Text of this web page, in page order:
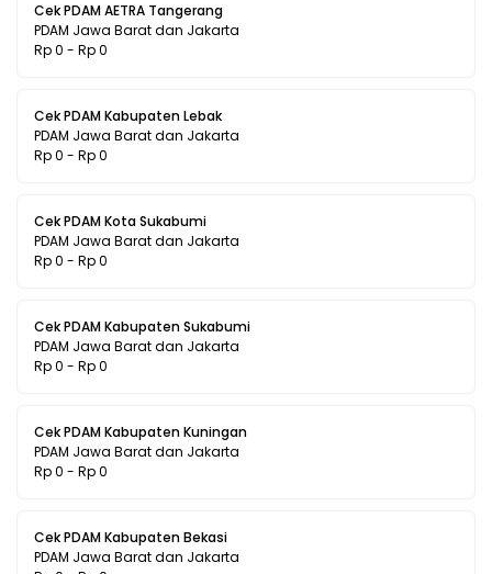
Cek PDAM AETRA Tangerang
PDAM Jawa Barat dan Jakarta
Rp 0 - Rp 0
Cek PDAM Kabupaten Lebak
PDAM Jawa Barat dan Jakarta
Rp 0 - Rp 0
Cek PDAM Kota Sukabumi
PDAM Jawa Barat dan Jakarta
Rp 0 - Rp 0
Cek PDAM Kabupaten Sukabumi
PDAM Jawa Barat dan Jakarta
Rp 0 - Rp 0
Cek PDAM Kabupaten Kuningan
PDAM Jawa Barat dan Jakarta
Rp 0 - Rp 0
Cek PDAM Kabupaten Bekasi
PDAM Jawa Barat dan Jakarta